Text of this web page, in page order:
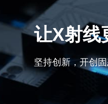
大事记
荣誉资质
企业文化
探测器产品
芯片产品
医疗领域
让X射线
坚持创 新 ，开创固